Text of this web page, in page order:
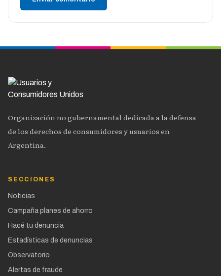
Organización no gubernamental dedicada a la defensa
de los derechos de consumidores y usuarios en
Argentina.
SECCIONES
Noticias
Campaña planes de ahorro
Hacé tu denuncia
Estadísticas de denuncias
Observatorio
Alertas de fraude